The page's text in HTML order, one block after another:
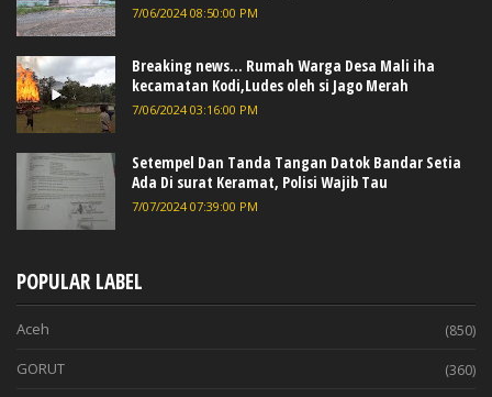
7/06/2024 08:50:00 PM
Breaking news... Rumah Warga Desa Mali iha
kecamatan Kodi,Ludes oleh si Jago Merah
7/06/2024 03:16:00 PM
Setempel Dan Tanda Tangan Datok Bandar Setia
Ada Di surat Keramat, Polisi Wajib Tau
7/07/2024 07:39:00 PM
POPULAR LABEL
Aceh (850)
GORUT (360)